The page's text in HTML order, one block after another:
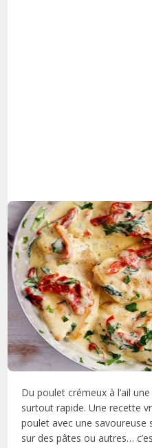
Du poulet crémeux à l’ail
surtout rapide. Une recette
poulet avec une savoureuse
sur des pâtes ou autres…